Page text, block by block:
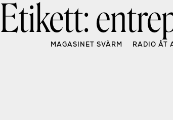
to
MAGASINET SVÄRM RADIO ÅT
Etikett: